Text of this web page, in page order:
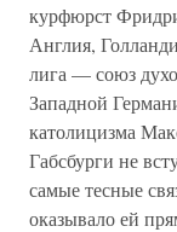
курфюрст
Англия,
лига — союз
Западной
католицизма
Габсбурги не
самые тесные
оказывало ей